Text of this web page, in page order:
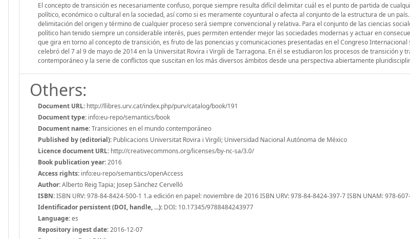
El concepto de transición es necesariamente confuso, porque siempre resulta difícil delimitar cuál es el punto de partida de
político, económico o cultural en la sociedad, así como si es meramente coyuntural o afecta al conjunto de la estructura de un
delimitación del origen y término de cualquier proceso será siempre convencional y relativa. Para el conjunto de las ciencias
político han tenido siempre un considerable interés, pues permiten entender mejor las sociedades modernas y actuar en
que gira en torno al concepto de transición, es fruto de las ponencias y comunicaciones presentadas en el Congreso Internacional
celebró del 7 al 9 de mayo de 2014 en la Universitat Rovira i Virgili de Tarragona. En él se estudiaron los procesos de transición y
contemporáneo y la serie de conflictos que suscitan en los más diversos ámbitos desde una perspectiva abiertamente
Others:
Document URL: http://llibres.urv.cat/index.php/purv/catalog/book/191
Document type: info:eu-repo/semantics/book
Document name:Transiciones en el mundo contemporáneo
Published by (editorial): Publicacions Universitat Rovira i Virgili; Universidad Nacional Autónoma de México
Licence document URL: http://creativecommons.org/licenses/by-nc-sa/3.0/
Book publication year:2016
Access rights: info:eu-repo/semantics/openAccess
Author:Alberto Reig Tapia; Josep Sànchez Cervelló
ISBN:ISBN URV: 978-84-8424-500-1 1.a edición en papel: noviembre de 2016 ISBN URV: 978-84-8424-397-7 ISBN UNAM: 978-
Identificador persistent (DOI, handle, ...): DOI: 10.17345/9788484243977
Language:es
Repository ingest date:2016-12-07